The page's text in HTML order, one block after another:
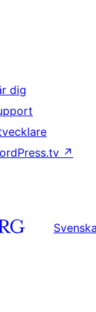
dig
↗
Svenska